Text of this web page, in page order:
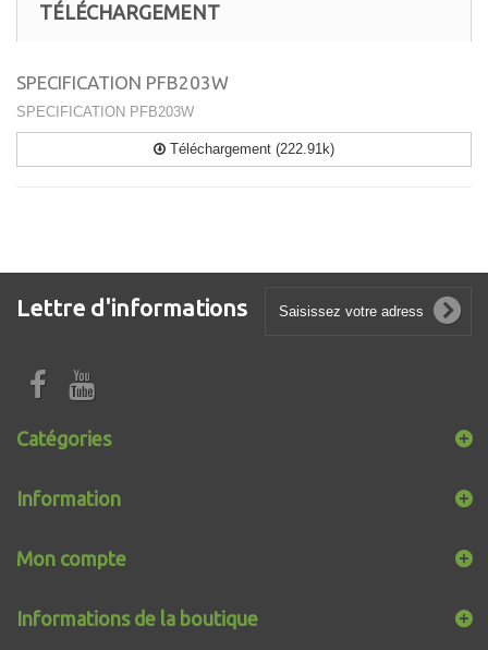
TÉLÉCHARGEMENT
SPECIFICATION PFB203W
SPECIFICATION PFB203W
Téléchargement (222.91k)
Lettre d'informations
Catégories
Information
Mon compte
Informations de la boutique